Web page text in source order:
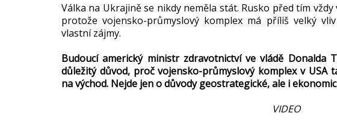
Válka na Ukrajině se nikdy neměla stát. Rusko před tím
protože vojensko-průmyslový komplex má příliš velký
vlastní zájmy.
Budoucí americký ministr zdravotnictví ve vládě Donalda
důležitý důvod, proč vojensko-průmyslový komplex v
na východ. Nejde jen o důvody geostrategické, ale i
VIDEO